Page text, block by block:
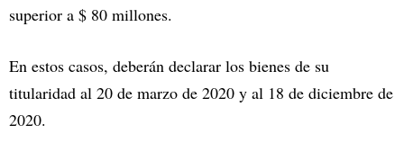
superior a $ 80 millones.
En estos casos, deberán declarar los bienes de su
titularidad al 20 de marzo de 2020 y al 18 de diciembre de
2020.